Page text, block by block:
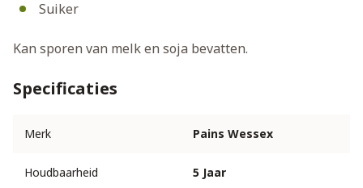
Suiker
Kan sporen van melk en soja bevatten.
Specificaties
Merk Pains Wessex
Houdbaarheid 5 Jaar